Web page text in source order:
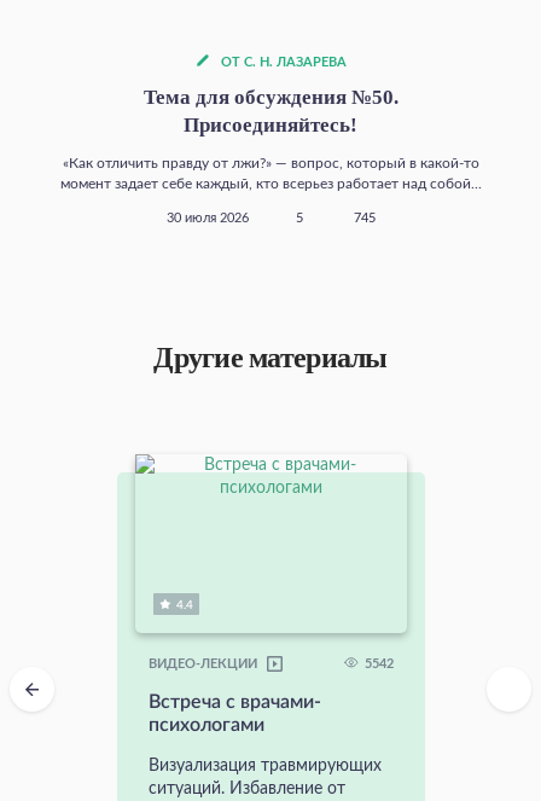
ОТ С. Н. ЛАЗАРЕВА
Тема для обсуждения №50.
Присоединяйтесь!
«Как отличить правду от лжи?» — вопрос, который в какой‑то
момент задает себе каждый, кто всерьез работает над собой...
30 июля 2026 5 745
Другие материалы
4.4
ВИДЕО-ЛЕКЦИИ 5542
Встреча с врачами-
психологами
Визуализация травмирующих
ситуаций. Избавление от